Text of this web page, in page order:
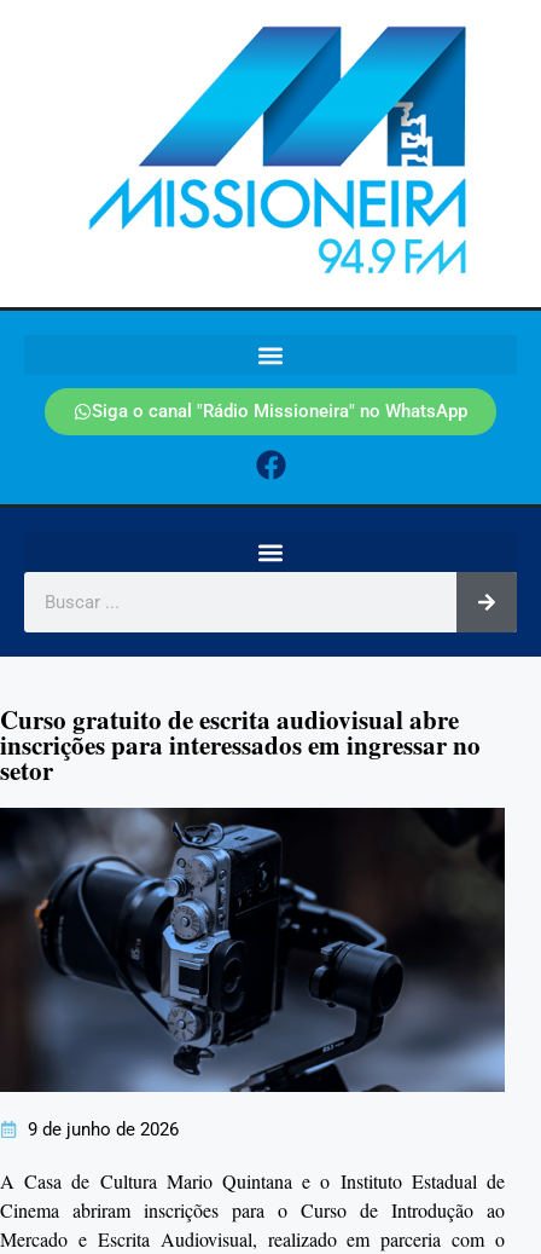
Siga o canal "Rádio Missioneira" no WhatsApp
Curso gratuito de escrita audiovisual abre
inscrições para interessados em ingressar no
setor
9 de junho de 2026
A Casa de Cultura Mario Quintana e o Instituto Estadual de
Cinema abriram inscrições para o Curso de Introdução ao
Mercado e Escrita Audiovisual, realizado em parceria com o